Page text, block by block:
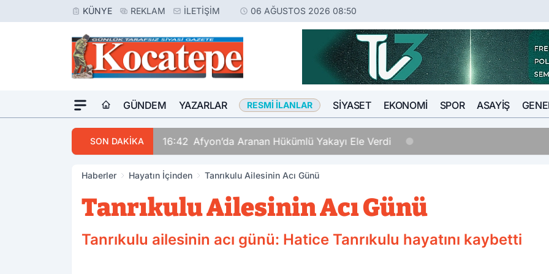
KÜNYE REKLAM İLETIŞIM 06 AĞUSTOS 2026 08:50
GÜNDEM YAZARLAR RESMI İLANLAR SIYASET EKONOMI SPOR ASAYIŞ
SON DAKİKA 16:42 Afyon’da Aranan Hükümlü Yakayı Ele Verdi
Haberler Hayatın İçinden Tanrıkulu Ailesinin Acı Günü
Tanrıkulu Ailesinin Acı Günü
Tanrıkulu ailesinin acı günü: Hatice Tanrıkulu hayatını kaybetti